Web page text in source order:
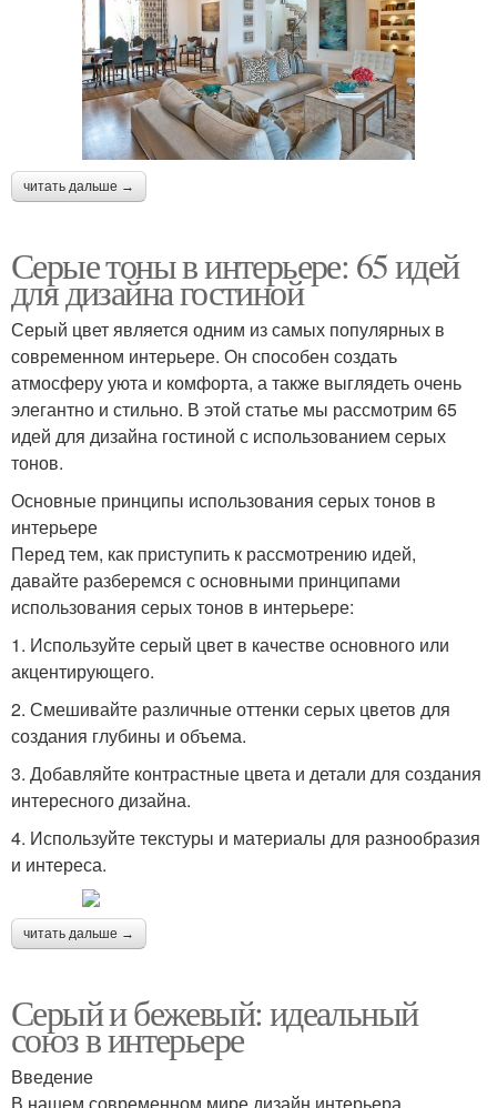
читать дальше →
Серые тоны в интерьере: 65 идей
для дизайна гостиной
Серый цвет является одним из самых популярных в
современном интерьере. Он способен создать
атмосферу уюта и комфорта, а также выглядеть очень
элегантно и стильно. В этой статье мы рассмотрим 65
идей для дизайна гостиной с использованием серых
тонов.
Основные принципы использования серых тонов в
интерьере
Перед тем, как приступить к рассмотрению идей,
давайте разберемся с основными принципами
использования серых тонов в интерьере:
1. Используйте серый цвет в качестве основного или
акцентирующего.
2. Смешивайте различные оттенки серых цветов для
создания глубины и объема.
3. Добавляйте контрастные цвета и детали для создания
интересного дизайна.
4. Используйте текстуры и материалы для разнообразия
и интереса.
читать дальше →
Серый и бежевый: идеальный
союз в интерьере
Введение